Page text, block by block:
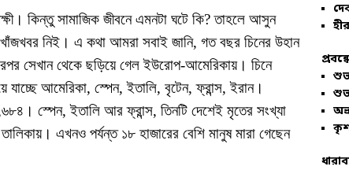
কিন্তু সামাজিক জীবনে এমনটা ঘটে কি? তাহলে আসুন
নিই। এ কথা আমরা সবাই জানি, গত বছর চিনের উহান
সেখান থেকে ছড়িয়ে গেল ইউরোপ-আমেরিকায়। চিনে
আমেরিকা, স্পেন, ইতালি, বৃটেন, ফ্রান্স, ইরান।
স্পেন, ইতালি আর ফ্রান্স, তিনটি দেশেই মৃতের সংখ্যা
এখনও পর্যন্ত ১৮ হাজারের বেশি মানুষ মারা গেছেন